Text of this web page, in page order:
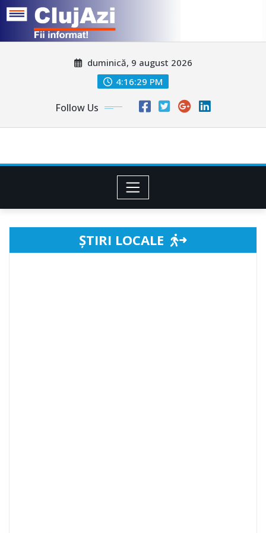
duminică, 9 august 2026
4:16:31 PM
Follow Us
ȘTIRI LOCALE